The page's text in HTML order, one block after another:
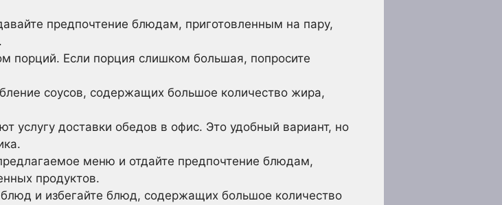
предпочтение блюдам, приготовленным на пару,
порций. Если порция слишком большая, попросите
соусов, содержащих большое количество жира,
услугу доставки обедов в офис. Это удобный вариант, но
меню и отдайте предпочтение блюдам,
продуктов.
блюд и избегайте блюд, содержащих большое количество